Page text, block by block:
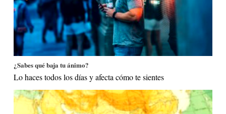
¿Sabes qué baja tu ánimo?
Lo haces todos los días y afecta cómo te sientes